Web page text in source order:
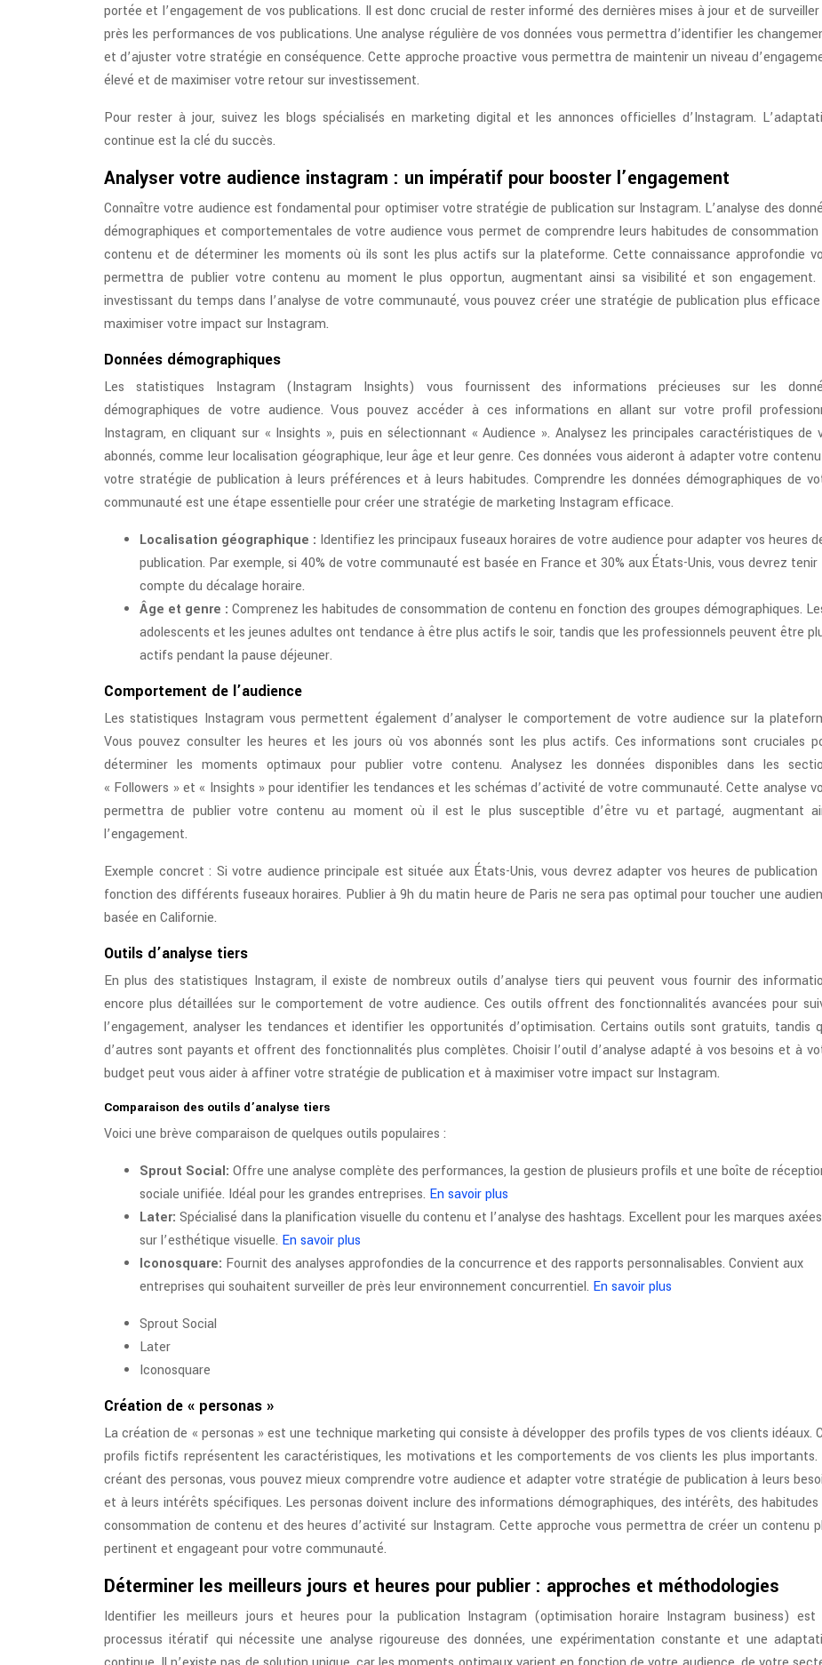
portée et l’engagement de vos publications. Il est donc crucial de rester informé des dernières mises à jour et de surveiller
près les performances de vos publications. Une analyse régulière de vos données vous permettra d’identifier les
et d’ajuster votre stratégie en conséquence. Cette approche proactive vous permettra de maintenir un niveau
élevé et de maximiser votre retour sur investissement.
Pour rester à jour, suivez les blogs spécialisés en marketing digital et les annonces officielles d’Instagram.
continue est la clé du succès.
Analyser votre audience instagram : un impératif pour booster l’engagement
Connaître votre audience est fondamental pour optimiser votre stratégie de publication sur Instagram. L’analyse des
démographiques et comportementales de votre audience vous permet de comprendre leurs habitudes de consommation
contenu et de déterminer les moments où ils sont les plus actifs sur la plateforme. Cette connaissance approfondie
permettra de publier votre contenu au moment le plus opportun, augmentant ainsi sa visibilité et son engagement.
investissant du temps dans l’analyse de votre communauté, vous pouvez créer une stratégie de publication plus
maximiser votre impact sur Instagram.
Données démographiques
Les statistiques Instagram (Instagram Insights) vous fournissent des informations précieuses sur les
démographiques de votre audience. Vous pouvez accéder à ces informations en allant sur votre profil
Instagram, en cliquant sur « Insights », puis en sélectionnant « Audience ». Analysez les principales caractéristiques de
abonnés, comme leur localisation géographique, leur âge et leur genre. Ces données vous aideront à adapter votre
votre stratégie de publication à leurs préférences et à leurs habitudes. Comprendre les données démographiques de
communauté est une étape essentielle pour créer une stratégie de marketing Instagram efficace.
Localisation géographique : Identifiez les principaux fuseaux horaires de votre audience pour adapter vos heures
publication. Par exemple, si 40% de votre communauté est basée en France et 30% aux États-Unis, vous devrez tenir
compte du décalage horaire.
Âge et genre : Comprenez les habitudes de consommation de contenu en fonction des groupes démographiques.
adolescents et les jeunes adultes ont tendance à être plus actifs le soir, tandis que les professionnels peuvent être
actifs pendant la pause déjeuner.
Comportement de l’audience
Les statistiques Instagram vous permettent également d’analyser le comportement de votre audience sur la
Vous pouvez consulter les heures et les jours où vos abonnés sont les plus actifs. Ces informations sont cruciales
déterminer les moments optimaux pour publier votre contenu. Analysez les données disponibles dans les
« Followers » et « Insights » pour identifier les tendances et les schémas d’activité de votre communauté. Cette analyse
permettra de publier votre contenu au moment où il est le plus susceptible d’être vu et partagé, augmentant
l’engagement.
Exemple concret : Si votre audience principale est située aux États-Unis, vous devrez adapter vos heures de publication
fonction des différents fuseaux horaires. Publier à 9h du matin heure de Paris ne sera pas optimal pour toucher une
basée en Californie.
Outils d’analyse tiers
En plus des statistiques Instagram, il existe de nombreux outils d’analyse tiers qui peuvent vous fournir des
encore plus détaillées sur le comportement de votre audience. Ces outils offrent des fonctionnalités avancées pour
l’engagement, analyser les tendances et identifier les opportunités d’optimisation. Certains outils sont gratuits, tandis
d’autres sont payants et offrent des fonctionnalités plus complètes. Choisir l’outil d’analyse adapté à vos besoins et à
budget peut vous aider à affiner votre stratégie de publication et à maximiser votre impact sur Instagram.
Comparaison des outils d’analyse tiers
Voici une brève comparaison de quelques outils populaires :
Sprout Social: Offre une analyse complète des performances, la gestion de plusieurs profils et une boîte de
sociale unifiée. Idéal pour les grandes entreprises. En savoir plus
Later: Spécialisé dans la planification visuelle du contenu et l’analyse des hashtags. Excellent pour les marques axées
sur l’esthétique visuelle. En savoir plus
Iconosquare: Fournit des analyses approfondies de la concurrence et des rapports personnalisables. Convient aux
entreprises qui souhaitent surveiller de près leur environnement concurrentiel. En savoir plus
Sprout Social
Later
Iconosquare
Création de « personas »
La création de « personas » est une technique marketing qui consiste à développer des profils types de vos clients idéaux.
profils fictifs représentent les caractéristiques, les motivations et les comportements de vos clients les plus importants.
créant des personas, vous pouvez mieux comprendre votre audience et adapter votre stratégie de publication à leurs
et à leurs intérêts spécifiques. Les personas doivent inclure des informations démographiques, des intérêts, des habitudes
consommation de contenu et des heures d’activité sur Instagram. Cette approche vous permettra de créer un contenu
pertinent et engageant pour votre communauté.
Déterminer les meilleurs jours et heures pour publier : approches et méthodologies
Identifier les meilleurs jours et heures pour la publication Instagram (optimisation horaire Instagram business) est
processus itératif qui nécessite une analyse rigoureuse des données, une expérimentation constante et une